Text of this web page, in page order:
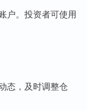
户。投资者可使用
态，及时调整仓